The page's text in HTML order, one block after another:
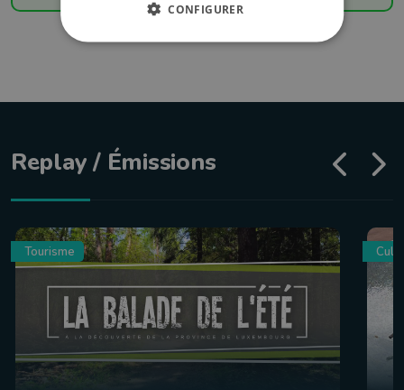
Replay / Émissions
Tourisme
CONFIGURER